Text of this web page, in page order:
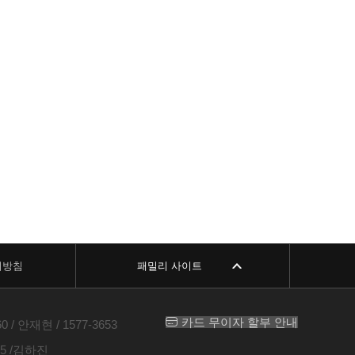
침 패밀리 사이트
/ 안재현 / 1577-3653
/김하진
카드 무이자 할부 안내